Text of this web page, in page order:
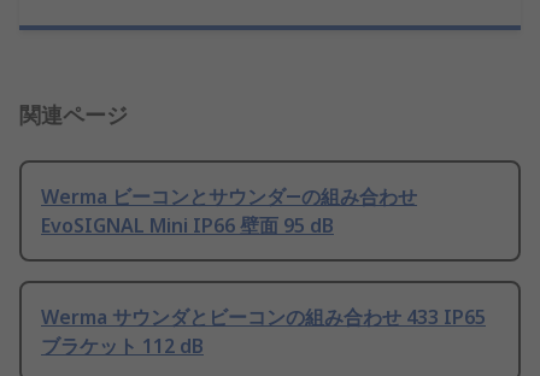
関連ページ
Werma ビーコンとサウンダ―の組み合わせ
EvoSIGNAL Mini IP66 壁面 95 dB
Werma サウンダとビーコンの組み合わせ 433 IP65
ブラケット 112 dB